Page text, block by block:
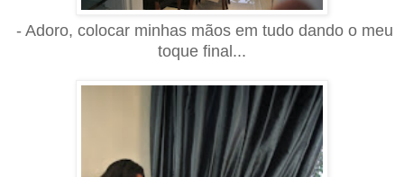
- Adoro, colocar minhas mãos em tudo dando o meu
toque final...